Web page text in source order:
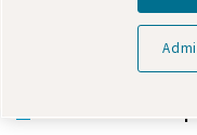
Descubre cómo Atlas
tecnología que
Visita la web de Atlas